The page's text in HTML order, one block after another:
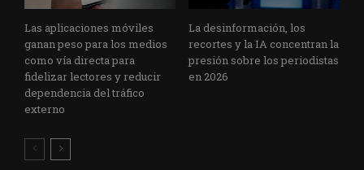
Las aplicaciones móviles
ganan peso para los medios
como vía directa para
fidelizar lectores y reducir
dependencia del tráfico
externo
La desinformación, los
recortes y la IA concentran la
presión sobre los periodistas
en 2026